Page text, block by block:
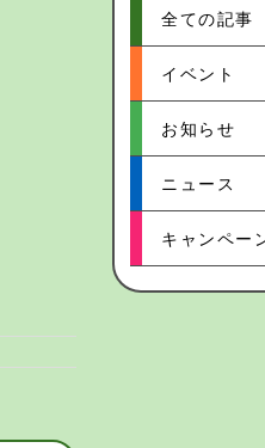
全ての記事
イベント
お知らせ
ニュース
キャンペー